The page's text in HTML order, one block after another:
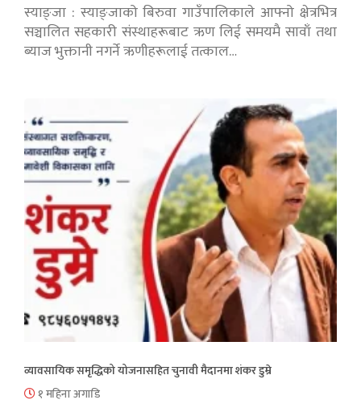
स्याङ्जा : स्याङ्जाको बिरुवा गाउँपालिकाले आफ्नो क्षेत्रभित्र
सञ्चालित सहकारी संस्थाहरूबाट ऋण लिई समयमै सावाँ तथा
ब्याज भुक्तानी नगर्ने ऋणीहरूलाई तत्काल…
व्यावसायिक समृद्धिको योजनासहित चुनावी मैदानमा शंकर डुम्रे
१ महिना अगाडि